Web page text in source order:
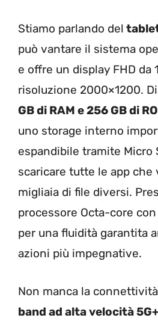
Stiamo parlando del
può vantare il sistema
e offre un display FHD da
risoluzione 2000×1200.
GB di RAM e 256 GB di
uno storage interno
espandibile tramite Micro
scaricare tutte le app che
migliaia di file diversi.
processore Octa-core
per una fluidità garantita
azioni più impegnative.
Non manca la
band ad alta velocità